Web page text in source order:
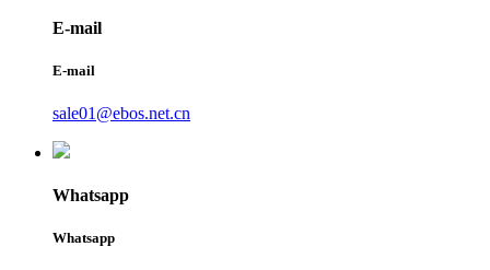
E-mail
E-mail
sale01@ebos.net.cn
Whatsapp
Whatsapp